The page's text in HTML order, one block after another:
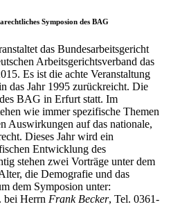
Symposion des BAG
das Bundesarbeitsgericht
Arbeitsgerichtsverband das
Es ist die achte Veranstaltung
das Jahr 1995 zurückreicht. Die
BAG in Erfurt statt. Im
wie immer spezifische Themen
Auswirkungen auf das nationale,
Dieses Jahr wird ein
Entwicklung des
stehen zwei Vorträge unter dem
die Demografie und das
dem Symposion unter:
bei Herrn Frank Becker, Tel. 0361-